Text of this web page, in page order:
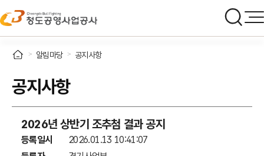
알림마당 공지사항
공지사항
2026년 상반기 조추첨 결과 공지
등록일시
2026.01.13 10:41:07